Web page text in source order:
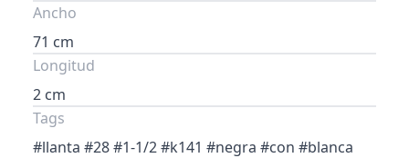
Ancho
71 cm
Longitud
2 cm
Tags
#llanta #28 #1-1/2 #k141 #negra #con #blanca